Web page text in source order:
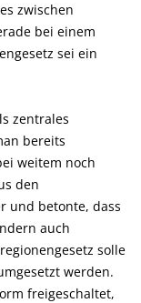
zwischen
bei einem
sei ein
zentrales
bereits
weitem noch
den
und betonte, dass
auch
solle
werden.
freigeschaltet,